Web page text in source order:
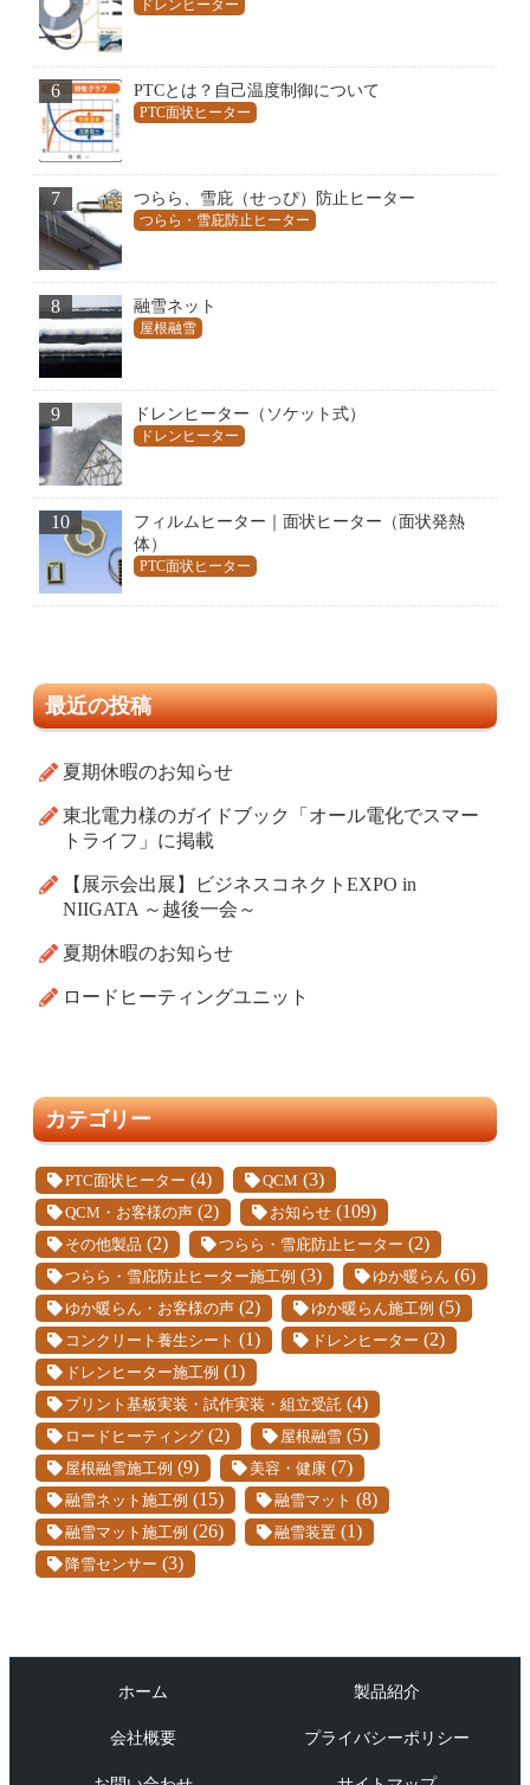
ドレンヒーター
6 PTCとは？自己温度制御について
PTC面状ヒーター
7 つらら、雪庇（せっぴ）防止ヒーター
つらら・雪庇防止ヒーター
8 融雪ネット
屋根融雪
9 ドレンヒーター（ソケット式）
ドレンヒーター
10
フィルムヒーター｜面状ヒーター（面状発熱
体）
PTC面状ヒーター
最近の投稿
夏期休暇のお知らせ
東北電力様のガイドブック「オール電化でスマー
トライフ」に掲載
【展示会出展】ビジネスコネクトEXPO in
NIIGATA ～越後一会～
夏期休暇のお知らせ
ロードヒーティングユニット
カテゴリー
PTC面状ヒーター (4) QCM (3)
QCM・お客様の声 (2) お知らせ (109)
その他製品 (2) つらら・雪庇防止ヒーター (2)
つらら・雪庇防止ヒーター施工例 (3) ゆか暖らん (6)
ゆか暖らん・お客様の声 (2) ゆか暖らん施工例 (5)
コンクリート養生シート (1) ドレンヒーター (2)
ドレンヒーター施工例 (1)
プリント基板実装・試作実装・組立受託 (4)
ロードヒーティング (2) 屋根融雪 (5)
屋根融雪施工例 (9) 美容・健康 (7)
融雪ネット施工例 (15) 融雪マット (8)
融雪マット施工例 (26) 融雪装置 (1)
降雪センサー (3)
ホーム 製品紹介
会社概要 プライバシーポリシー